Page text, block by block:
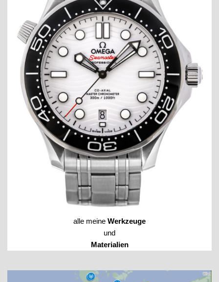
alle meine Werkzeuge
und
Materialien